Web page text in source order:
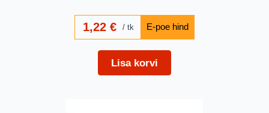
1,22€ tk
Lisa korvi